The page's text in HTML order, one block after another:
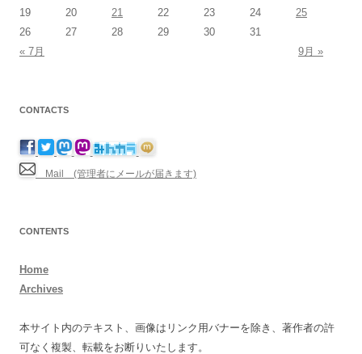
19
20 21 22 23 24
25
26
27 28 29 30
31
« 7月
9月 »
CONTACTS
Mail (管理者にメールが届きます)
CONTENTS
Home
Archives
本サイト内のテキスト、画像はリンク用バナーを除き、著作者の許
可なく複製、転載をお断りいたします。